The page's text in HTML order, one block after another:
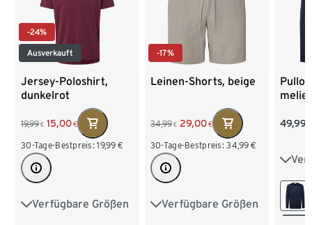
-24%
Ausverkauft
Jersey-Poloshirt,
dunkelrot
19,99 € 15,00€
30-Tage-Bestpreis: 19,99 €
Verfügbare Größen
S 44/46 M 48/50
-17%
Leinen-Shorts, beige
34,99 € 29,00€
30-Tage-Bestpreis: 34,99 €
Verfügbare Größen
M 48/50 L 52/54
49,99
S
L